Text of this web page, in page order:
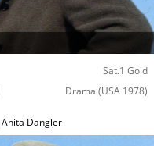
Sat.1 Gold
Drama (USA 1978)
Anita Dangler